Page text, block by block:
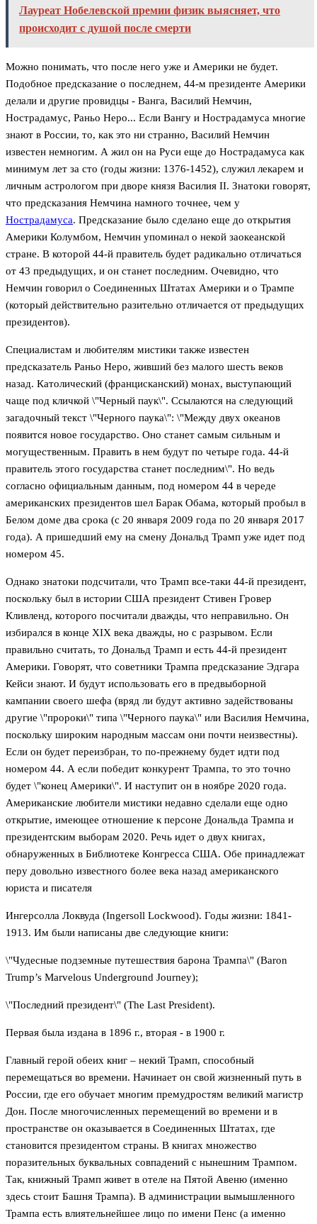
Лауреат Нобелевской премии физик выясняет, что
происходит с душой после смерти
Можно понимать, что после него уже и Америки не будет.
Подобное предсказание о последнем, 44-м президенте Америки
делали и другие провидцы - Ванга, Василий Немчин,
Нострадамус, Раньо Неро... Если Вангу и Нострадамуса многие
знают в России, то, как это ни странно, Василий Немчин
известен немногим. А жил он на Руси еще до Нострадамуса как
минимум лет за сто (годы жизни: 1376-1452), служил лекарем и
личным астрологом при дворе князя Василия II. Знатоки говорят,
что предсказания Немчина намного точнее, чем у
Нострадамуса. Предсказание было сделано еще до открытия
Америки Колумбом, Немчин упоминал о некой заокеанской
стране. В которой 44-й правитель будет радикально отличаться
от 43 предыдущих, и он станет последним. Очевидно, что
Немчин говорил о Соединенных Штатах Америки и о Трампе
(который действительно разительно отличается от предыдущих
президентов).
Специалистам и любителям мистики также известен
предсказатель Раньо Неро, живший без малого шесть веков
назад. Католический (францисканский) монах, выступающий
чаще под кличкой \"Черный паук\". Ссылаются на следующий
загадочный текст \"Черного паука\": \"Между двух океанов
появится новое государство. Оно станет самым сильным и
могущественным. Править в нем будут по четыре года. 44-й
правитель этого государства станет последним\". Но ведь
согласно официальным данным, под номером 44 в череде
американских президентов шел Барак Обама, который пробыл в
Белом доме два срока (с 20 января 2009 года по 20 января 2017
года). А пришедший ему на смену Дональд Трамп уже идет под
номером 45.
Однако знатоки подсчитали, что Трамп все-таки 44-й президент,
поскольку был в истории США президент Стивен Гровер
Кливленд, которого посчитали дважды, что неправильно. Он
избирался в конце XIX века дважды, но с разрывом. Если
правильно считать, то Дональд Трамп и есть 44-й президент
Америки. Говорят, что советники Трампа предсказание Эдгара
Кейси знают. И будут использовать его в предвыборной
кампании своего шефа (вряд ли будут активно задействованы
другие \"пророки\" типа \"Черного паука\" или Василия Немчина,
поскольку широким народным массам они почти неизвестны).
Если он будет переизбран, то по-прежнему будет идти под
номером 44. А если победит конкурент Трампа, то это точно
будет \"конец Америки\". И наступит он в ноябре 2020 года.
Американские любители мистики недавно сделали еще одно
открытие, имеющее отношение к персоне Дональда Трампа и
президентским выборам 2020. Речь идет о двух книгах,
обнаруженных в Библиотеке Конгресса США. Обе принадлежат
перу довольно известного более века назад американского
юриста и писателя
Ингерсолла Локвуда (Ingersoll Lockwood). Годы жизни: 1841-
1913. Им были написаны две следующие книги:
\"Чудесные подземные путешествия барона Трампа\" (Baron
Trump’s Marvelous Underground Journey);
\"Последний президент\" (The Last President).
Первая была издана в 1896 г., вторая - в 1900 г.
Главный герой обеих книг – некий Трамп, способный
перемещаться во времени. Начинает он свой жизненный путь в
России, где его обучает многим премудростям великий магистр
Дон. После многочисленных перемещений во времени и в
пространстве он оказывается в Соединенных Штатах, где
становится президентом страны. В книгах множество
поразительных буквальных совпадений с нынешним Трампом.
Так, книжный Трамп живет в отеле на Пятой Авеню (именно
здесь стоит Башня Трампа). В администрации вымышленного
Трампа есть влиятельнейшее лицо по имени Пенс (а именно